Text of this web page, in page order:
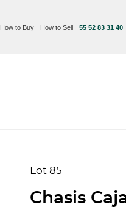
How to Buy How to Sell 55 52 83 31 40
Lot 85
Chasis